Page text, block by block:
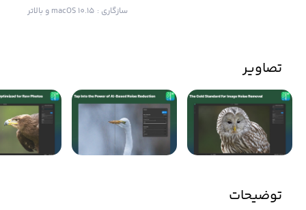
سازگاری : macOS 10.15 و بالاتر
تصاویر
توضیحات